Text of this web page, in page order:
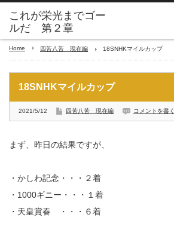
これが栄光までゴー
ルだ 第２章
Home 四苦八苦 現在編 18SNHKマイルカップ
18SNHKマイルカップ
2021/5/12 四苦八苦 現在編 コメントを書く
まず、昨日の結果ですが、
・かしわ記念・・・２着
・1000ギニー・・・１着
・天皇賞春 ・・・６着